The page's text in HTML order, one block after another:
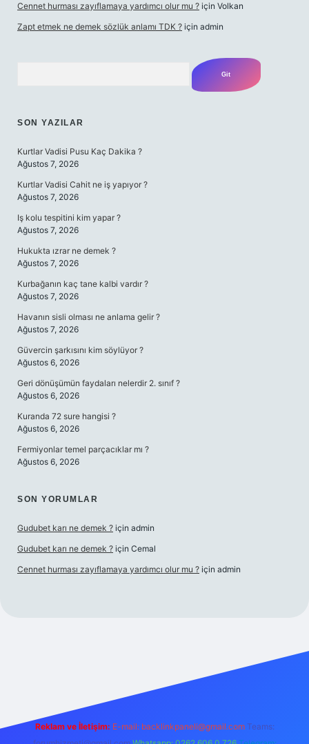
Cennet hurması zayıflamaya yardımcı olur mu ? için Volkan
Zapt etmek ne demek sözlük anlamı TDK ? için admin
SON YAZILAR
Kurtlar Vadisi Pusu Kaç Dakika ?
Ağustos 7, 2026
Kurtlar Vadisi Cahit ne iş yapıyor ?
Ağustos 7, 2026
Iş kolu tespitini kim yapar ?
Ağustos 7, 2026
Hukukta ızrar ne demek ?
Ağustos 7, 2026
Kurbağanın kaç tane kalbi vardır ?
Ağustos 7, 2026
Havanın sisli olması ne anlama gelir ?
Ağustos 7, 2026
Güvercin şarkısını kim söylüyor ?
Ağustos 6, 2026
Geri dönüşümün faydaları nelerdir 2. sınıf ?
Ağustos 6, 2026
Kuranda 72 sure hangisi ?
Ağustos 6, 2026
Fermiyonlar temel parçacıklar mı ?
Ağustos 6, 2026
SON YORUMLAR
Gudubet karı ne demek ? için admin
Gudubet karı ne demek ? için Cemal
Cennet hurması zayıflamaya yardımcı olur mu ? için admin
Reklam ve İletişim: E-mail: backlinkpaneli@gmail.com Teams: